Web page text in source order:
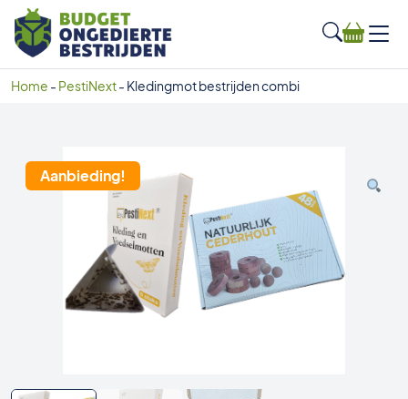
Home - PestiNext- Kledingmot bestrijden combi
Aanbieding!